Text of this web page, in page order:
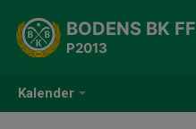
Kalender
BODENS BK FF
P2013